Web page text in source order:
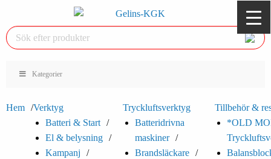
Kategorier
Hem
Verktyg
Batteri & Start
El & belysning
Kampanj
Tryckluftsverktyg
Batteridrivna
maskiner
Brandsläckare
Tillbehör &
*OLD